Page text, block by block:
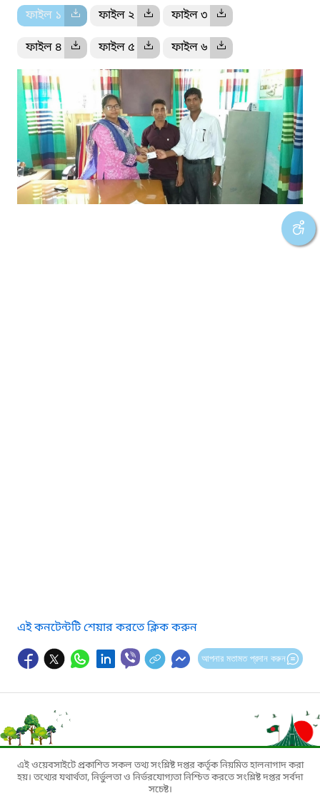
ফাইল ১ ফাইল ২ ফাইল ৩
ফাইল ৪ ফাইল ৫ ফাইল ৬
এই কনটেন্টটি শেয়ার করতে ক্লিক করুন
আপনার মতামত প্রদান করুন
এই ওয়েবসাইটে প্রকাশিত সকল তথ্য সংশ্লিষ্ট দপ্তর কর্তৃক নিয়মিত হালনাগাদ করা
হয়। তথ্যের যথার্থতা, নির্ভুলতা ও নির্ভরযোগ্যতা নিশ্চিত করতে সংশ্লিষ্ট দপ্তর সর্বদা
সচেষ্ট।